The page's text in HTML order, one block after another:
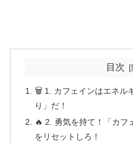
目次
🗑️ 1. カフェインはエネル
り」だ！
🔥 2. 勇気を持て！「カフ
をリセットしろ！